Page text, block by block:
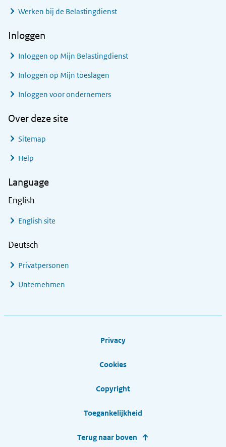
Werken bij de Belastingdienst
Inloggen
Inloggen op Mijn Belastingdienst
Inloggen op Mijn toeslagen
Inloggen voor ondernemers
Over deze site
Sitemap
Help
Language
English
English site
Deutsch
Privatpersonen
Unternehmen
Privacy
Cookies
Copyright
Toegankelijkheid
Terug naar boven